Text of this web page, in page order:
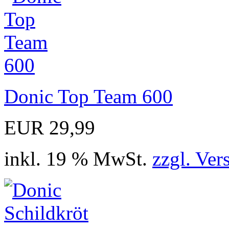
Donic Top Team 600
EUR 29,99
inkl. 19 % MwSt. zzgl.